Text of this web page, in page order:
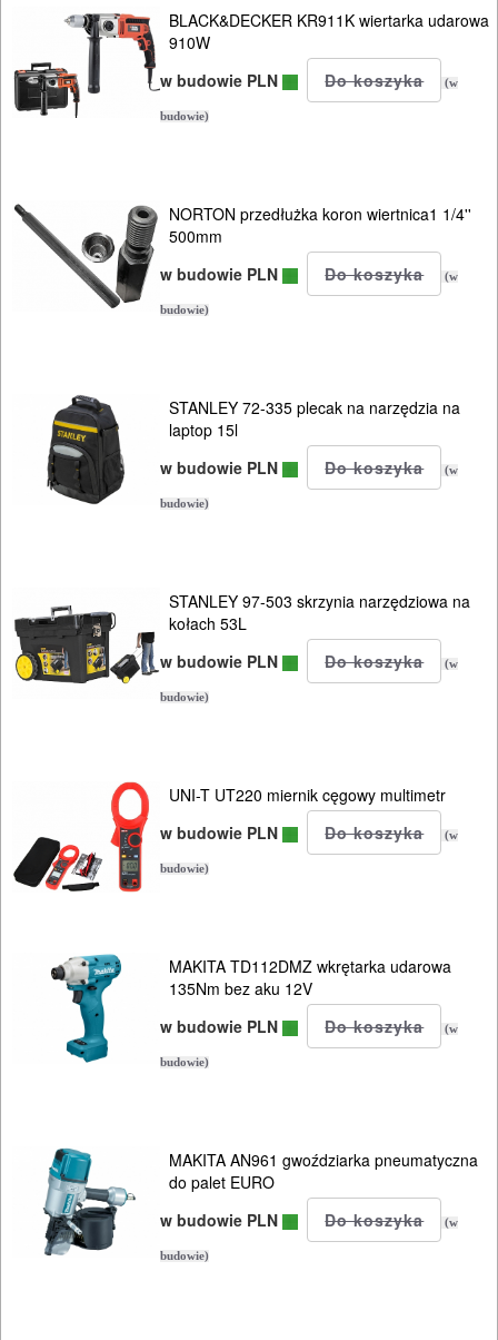
SPAWALNICTWO
URZĄDZENIA
ROZRUCHOWE
OSPRZĘT
AGREGATY
PRĄDOWE
BHP
SPRZĘT
OGRODNICZE
NARZĘDZIA
PILARKI-
KOSIARKI-
CIŚNIENIOWE
BLACK&DECKER KR911K wiertarka udarowa
910W
w budowie PLN
(w
budowie)
NORTON przedłużka koron wiertnica1 1/4''
500mm
w budowie PLN
(w
budowie)
STANLEY 72-335 plecak na narzędzia na
laptop 15l
w budowie PLN
(w
budowie)
STANLEY 97-503 skrzynia narzędziowa na
kołach 53L
w budowie PLN
(w
budowie)
UNI-T UT220 miernik cęgowy multimetr
w budowie PLN
(w
budowie)
MAKITA TD112DMZ wkrętarka udarowa
135Nm bez aku 12V
w budowie PLN
(w
budowie)
MAKITA AN961 gwoździarka pneumatyczna
do palet EURO
w budowie PLN
(w
budowie)